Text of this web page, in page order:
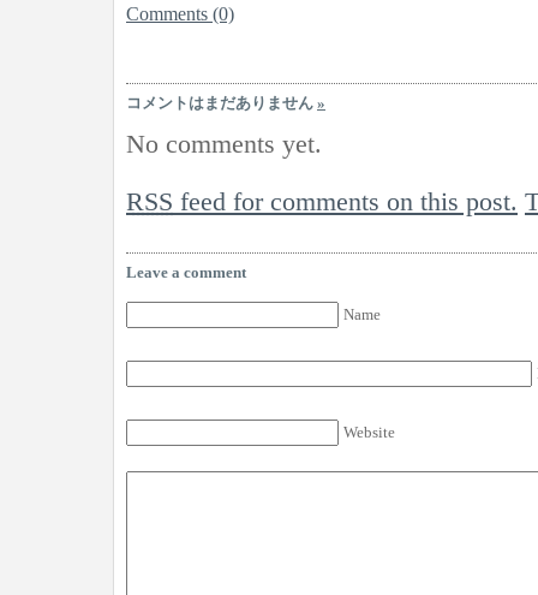
Comments (0)
コメントはまだありません »
No comments yet.
RSS feed for comments on this post.
Leave a comment
Name
Website